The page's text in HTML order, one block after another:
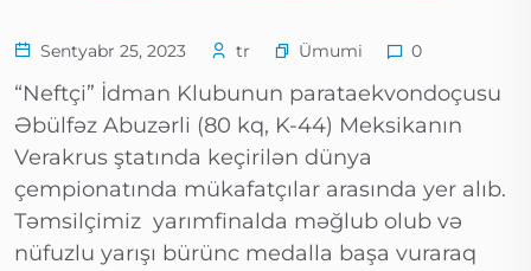
Sentyabr 25, 2023 tr Ümumi 0
“Neftçi” İdman Klubunun parataekvondoçusu
Əbülfəz Abuzərli (80 kq, K-44) Meksikanın
Verakrus ştatında keçirilən dünya
çempionatında mükafatçılar arasında yer alıb.
Təmsilçimiz yarımfinalda məğlub olub və
nüfuzlu yarışı bürünc medalla başa vuraraq